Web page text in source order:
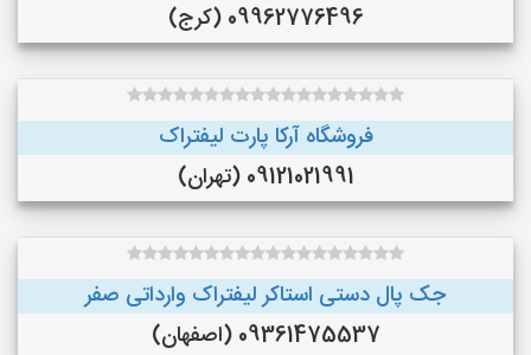
09962776496 (کرج)
فروشگاه آرکا پارت لیفتراک
09121021991 (تهران)
جک پال دستی استاکر لیفتراک وارداتی صفر
09361475537 (اصفهان)